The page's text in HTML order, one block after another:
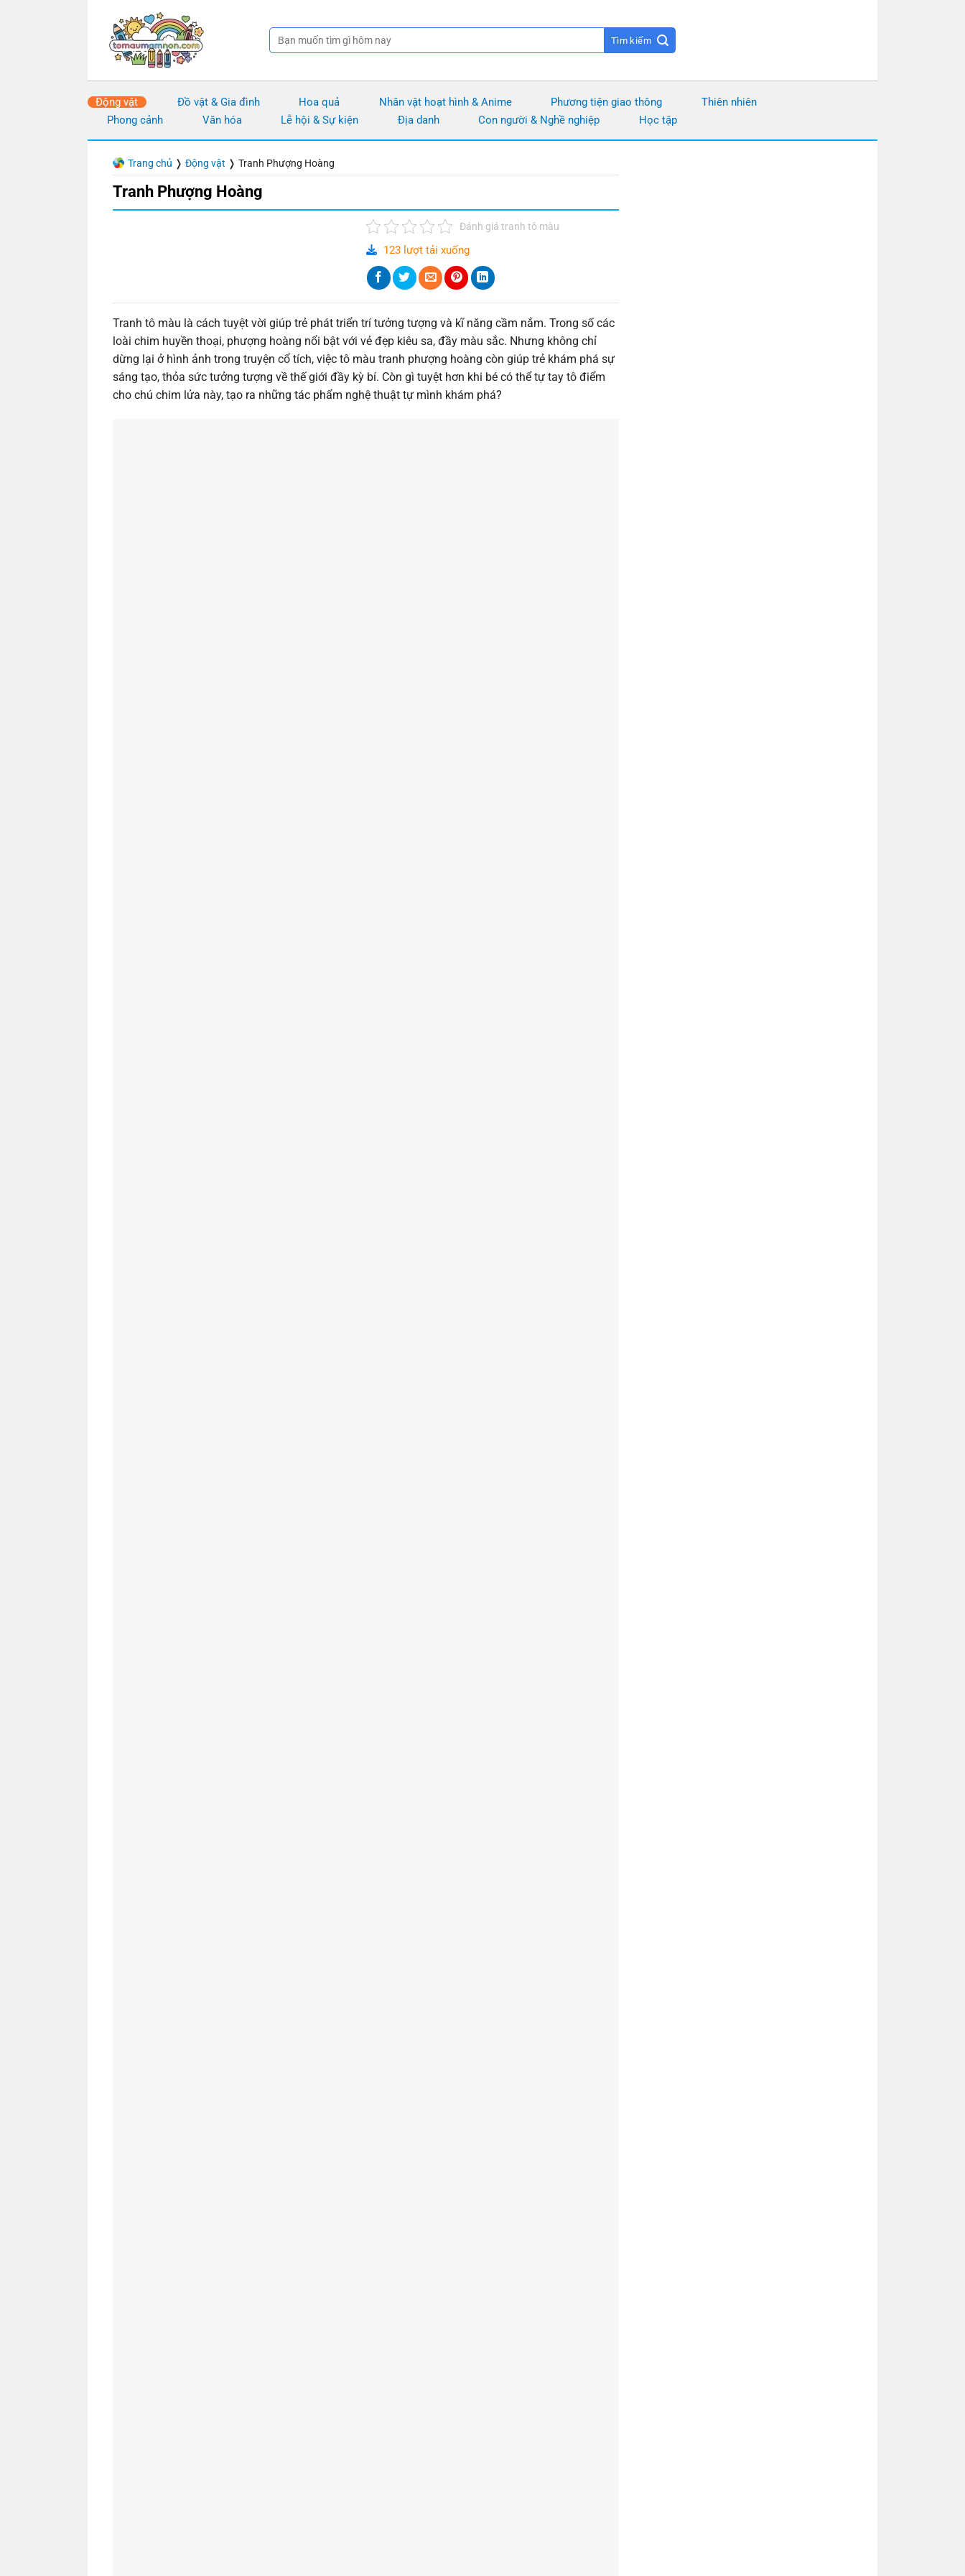
Động vật Đồ vật & Gia đình Hoa quả Nhân vật hoạt hình & Anime Phương tiện giao thông
Thiên nhiên
Phong cảnh
Văn hóa Lễ hội & Sự kiện Địa danh Con người & Nghề nghiệp Học tập
Trang chủ ❭ Động vật ❭ Tranh Phượng Hoàng
Tranh Phượng Hoàng
Đánh giá tranh tô màu
123 lượt tải xuống
Tranh tô màu là cách tuyệt vời giúp trẻ phát triển trí tưởng tượng và kĩ năng cầm nắm. Trong số các
loài chim huyền thoại, phượng hoàng nổi bật với vẻ đẹp kiêu sa, đầy màu sắc. Nhưng không chỉ
dừng lại ở hình ảnh trong truyện cổ tích, việc tô màu tranh phượng hoàng còn giúp trẻ khám phá sự
sáng tạo, thỏa sức tưởng tượng về thế giới đầy kỳ bí. Còn gì tuyệt hơn khi bé có thể tự tay tô điểm
cho chú chim lửa này, tạo ra những tác phẩm nghệ thuật tự mình khám phá?